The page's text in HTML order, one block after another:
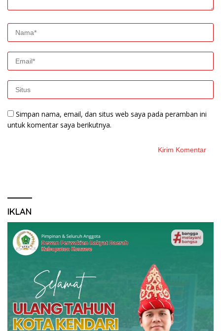
Simpan nama, email, dan situs web saya pada peramban ini
untuk komentar saya berikutnya.
IKLAN